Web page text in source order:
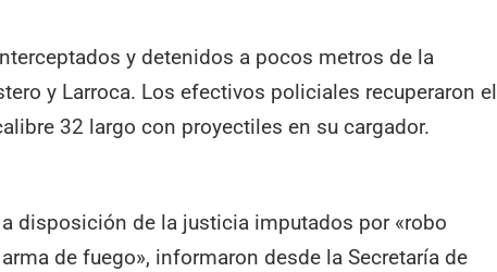
y detenidos a pocos metros de la
y Larroca. Los efectivos policiales recuperaron el
32 largo con proyectiles en su cargador.
disposición de la justicia imputados por «robo
de fuego», informaron desde la Secretaría de